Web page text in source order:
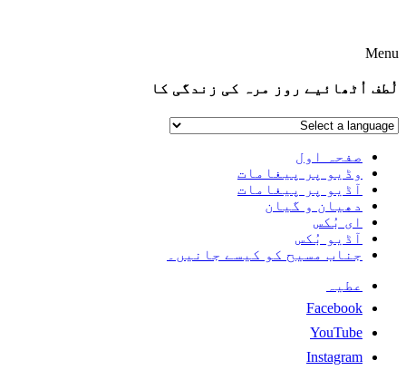
Menu
لُطف اُٹھائیے روز مرہ کی زندگی کا
صفحہ اول
وڈیو پر پیغامات
آڈیو پر پیغامات
دھیان و گیان
ای بُکس
آڈیو بُکس
جناب مسیح کو کیسے جانیں۔
عطیہ
Facebook
YouTube
Instagram